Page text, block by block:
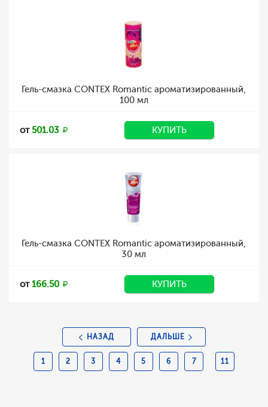
Гель-смазка CONTEX Romantic ароматизированный,
100 мл
от501.03 КУПИТЬ
Гель-смазка CONTEX Romantic ароматизированный,
30 мл
от166.50 КУПИТЬ
НАЗАД
1 2 3 4 5 6 7 11
ДАЛЬШЕ